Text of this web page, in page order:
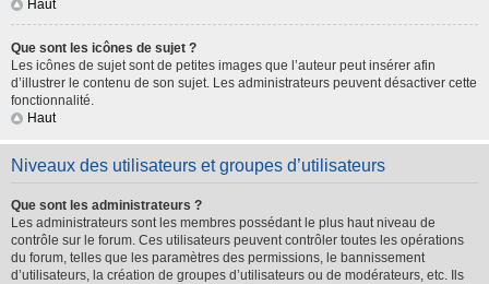
Haut
Que sont les icônes de sujet ?
Les icônes de sujet sont de petites images que l’auteur peut insérer afin
d’illustrer le contenu de son sujet. Les administrateurs peuvent désactiver cette
fonctionnalité.
Haut
Niveaux des utilisateurs et groupes d’utilisateurs
Que sont les administrateurs ?
Les administrateurs sont les membres possédant le plus haut niveau de
contrôle sur le forum. Ces utilisateurs peuvent contrôler toutes les opérations
du forum, telles que les paramètres des permissions, le bannissement
d’utilisateurs, la création de groupes d’utilisateurs ou de modérateurs, etc. Ils